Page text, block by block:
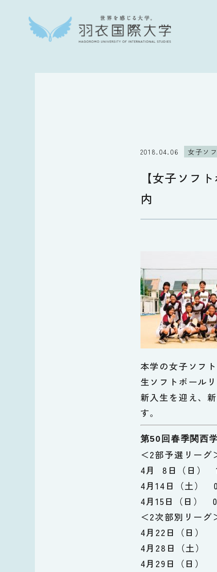
2018.04.06 女子ソ
【女子ソフ
内
本学の女子ソフ
生ソフトボール
新入生を迎え、
す。
第50回春季関西
＜2部予選リー
4月 8日（日）
4月14日（土）
4月15日（日）
＜2次部別リーグ
4月22日（日）
4月28日（土）
4月29日（日）